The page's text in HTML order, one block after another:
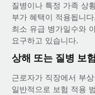
Shootsta가 Remote
채용을 확장한 방법
비디오 콘텐츠를 활용한 마
니다. 그러나 대부분의 회사
자세히 알아보기
질병이나 특정 가족 상
부가 혜택이 적용됩니
최소 유급 병가일수와
요구하고 있습니다.
상해 또는 질병 보
근로자가 직장에서 부
일반적으로 보험 적용